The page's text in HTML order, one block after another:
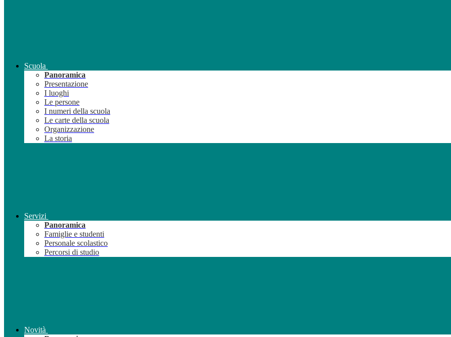
Scuola
Panoramica
Presentazione
I luoghi
Le persone
I numeri della scuola
Le carte della scuola
Organizzazione
La storia
Servizi
Panoramica
Famiglie e studenti
Personale scolastico
Percorsi di studio
Novità